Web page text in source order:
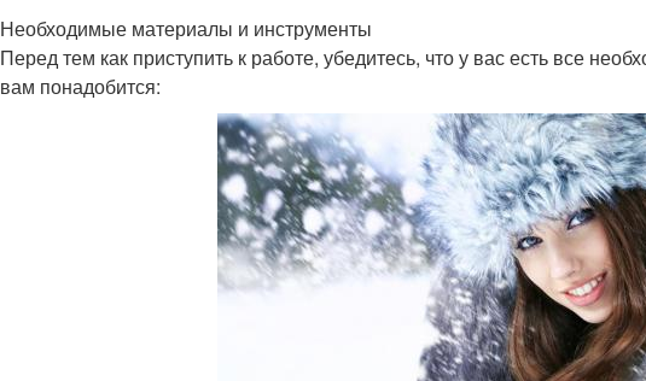
Необходимые материалы и инструменты
Перед тем как приступить к работе, убедитесь, что у вас есть все
вам понадобится: